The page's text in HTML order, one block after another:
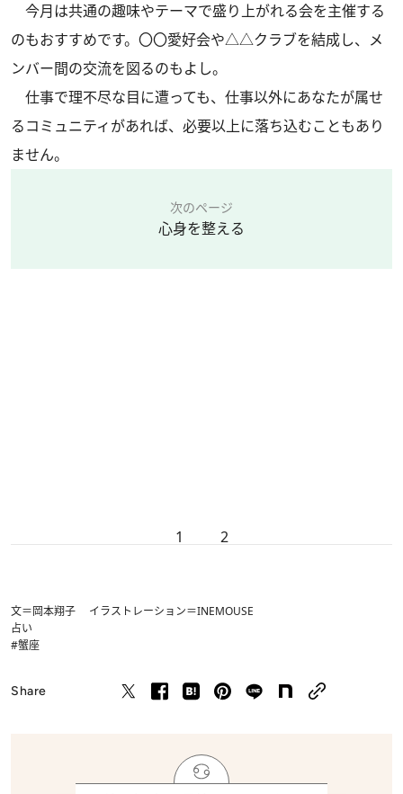
今月は共通の趣味やテーマで盛り上がれる会を主催する
のもおすすめです。〇〇愛好会や△△クラブを結成し、メ
ンバー間の交流を図るのもよし。
仕事で理不尽な目に遭っても、仕事以外にあなたが属せ
るコミュニティがあれば、必要以上に落ち込むこともあり
ません。
次のページ
心身を整える
1 2
文＝岡本翔子 イラストレーション＝INEMOUSE
占い
#蟹座
Share